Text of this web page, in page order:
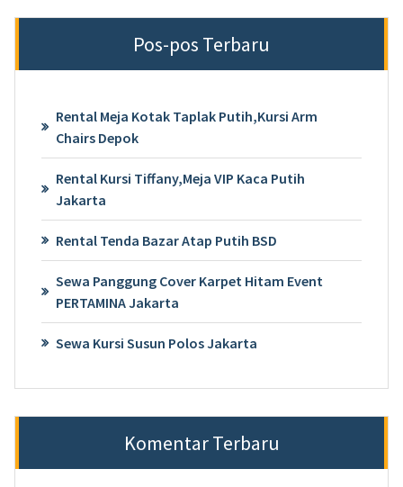
Pos-pos Terbaru
Rental Meja Kotak Taplak Putih,Kursi Arm
Chairs Depok
Rental Kursi Tiffany,Meja VIP Kaca Putih
Jakarta
Rental Tenda Bazar Atap Putih BSD
Sewa Panggung Cover Karpet Hitam Event
PERTAMINA Jakarta
Sewa Kursi Susun Polos Jakarta
Komentar Terbaru